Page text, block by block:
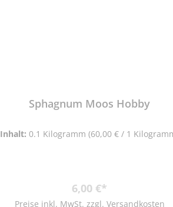
Sphagnum Moos Hobby
Inhalt: 0.1 Kilogramm (60,00 € / 1
Regulärer Preis:
6,00 €*
Preise inkl. MwSt. zzgl. Versandkosten